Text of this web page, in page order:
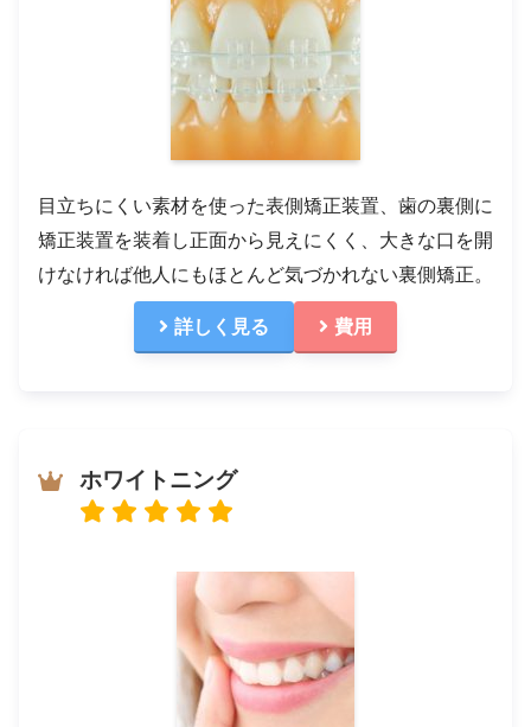
目立ちにくい素材を使った表側矯正装置、歯の裏側に
矯正装置を装着し正面から見えにくく、大きな口を開
けなければ他人にもほとんど気づかれない裏側矯正。
詳しく見る 費用
ホワイトニング